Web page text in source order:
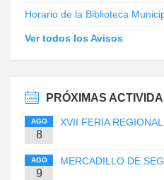
Horario de la Biblioteca
Ver todos los Avisos
PRÓXIMAS
AGO
8
XVII FERIA
AGO
9
MERCADILLO DE